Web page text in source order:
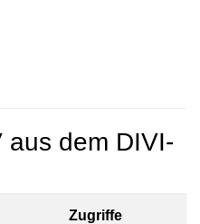
aus dem DIVI-
Zugriffe